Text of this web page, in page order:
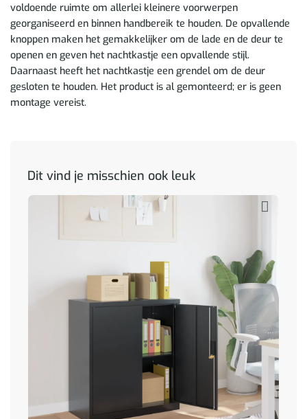
voldoende ruimte om allerlei kleinere voorwerpen
georganiseerd en binnen handbereik te houden. De opvallende
knoppen maken het gemakkelijker om de lade en de deur te
openen en geven het nachtkastje een opvallende stijl.
Daarnaast heeft het nachtkastje een grendel om de deur
gesloten te houden. Het product is al gemonteerd; er is geen
montage vereist.
Dit vind je misschien ook leuk